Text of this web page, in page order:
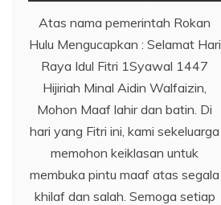
Atas nama pemerintah Rokan
Hulu Mengucapkan : Selamat Hari
Raya Idul Fitri 1Syawal 1447
Hijiriah Minal Aidin Walfaizin,
Mohon Maaf lahir dan batin. Di
hari yang Fitri ini, kami sekeluarga
memohon keiklasan untuk
membuka pintu maaf atas segala
khilaf dan salah. Semoga setiap